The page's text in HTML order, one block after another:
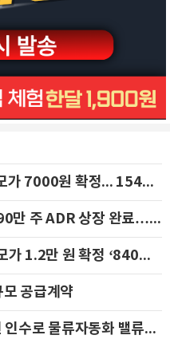
희망밴드 최상단 딜리셔스, 공모가 7000원 확정... 154억 규모 IPO 돌입
SK하이닉스, 나스닥에 1억7790만 주 ADR 상장 완료…29일 국내 추가 상장
자율주행 AI 스트라드비젼, 공모가 1.2만 원 확정 ‘840억 수혈’
공급계약
클로봇, 두산로지스틱스솔루션 인수로 물류자동화 밸류체인 확장 추진 - IBK투자증권